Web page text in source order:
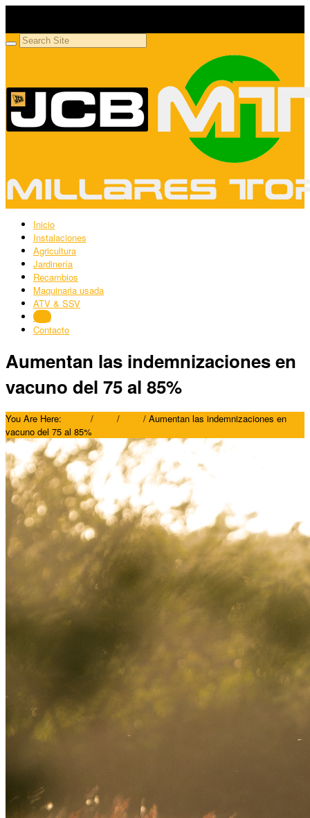
Inicio
Instalaciones
Agricultura
Jardinería
Recambios
Maquinaria usada
ATV & SSV
Blog
Contacto
Aumentan las indemnizaciones en
vacuno del 75 al 85%
You Are Here: / / / Aumentan las indemnizaciones en
vacuno del 75 al 85%